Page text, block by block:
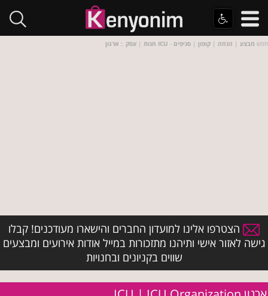
חנות | עסק :: ארגון ICU - חפש מבצע | הנחה | קופון | סניפים
הצטרפו אלינו למועדון החברים והישארו מעודכנים! קבלו
גישה לאזור אישי ותיהנו מתזכורות במייל אודות אירועים ומבצעים
שווים בקניונים ובחנויות